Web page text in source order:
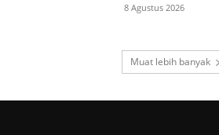
8 Agustus 2026
Muat lebih banyak